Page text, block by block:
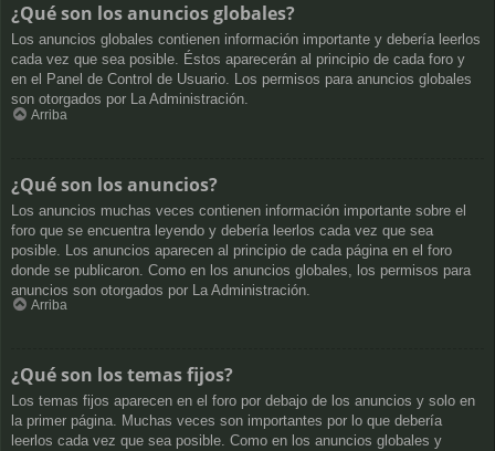
¿Qué son los anuncios globales?
Los anuncios globales contienen información importante y debería leerlos
cada vez que sea posible. Éstos aparecerán al principio de cada foro y
en el Panel de Control de Usuario. Los permisos para anuncios globales
son otorgados por La Administración.
Arriba
¿Qué son los anuncios?
Los anuncios muchas veces contienen información importante sobre el
foro que se encuentra leyendo y debería leerlos cada vez que sea
posible. Los anuncios aparecen al principio de cada página en el foro
donde se publicaron. Como en los anuncios globales, los permisos para
anuncios son otorgados por La Administración.
Arriba
¿Qué son los temas fijos?
Los temas fijos aparecen en el foro por debajo de los anuncios y solo en
la primer página. Muchas veces son importantes por lo que debería
leerlos cada vez que sea posible. Como en los anuncios globales y